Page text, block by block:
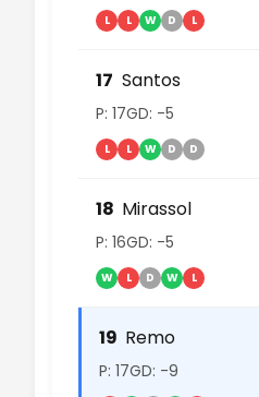
L L W D L
17 Santos
P: 17GD: -5
L L W D D
18 Mirassol
P: 16GD: -5
W L D W L
19 Remo
P: 17GD: -9